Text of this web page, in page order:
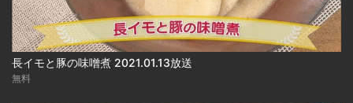
長イモと豚の味噌煮 2021.01.13放送
無料